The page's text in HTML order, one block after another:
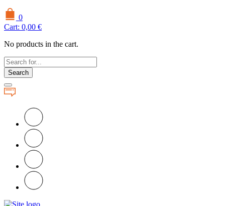
0
Cart: 0,00 €
No products in the cart.
Search